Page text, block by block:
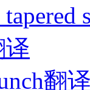
译
翻译